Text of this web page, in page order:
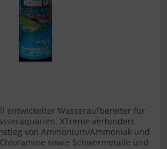
entwickelter Wasseraufbereiter für
XTreme verhindert
von Ammonium/Ammoniak und
sowie Schwermetalle und